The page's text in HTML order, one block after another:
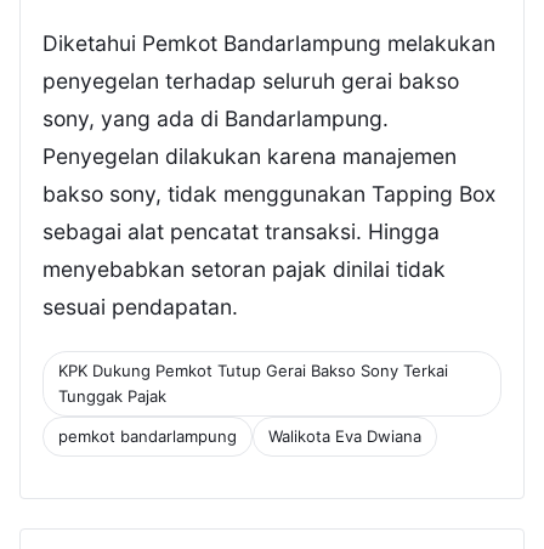
Diketahui Pemkot Bandarlampung melakukan
penyegelan terhadap seluruh gerai bakso
sony, yang ada di Bandarlampung.
Penyegelan dilakukan karena manajemen
bakso sony, tidak menggunakan Tapping Box
sebagai alat pencatat transaksi. Hingga
menyebabkan setoran pajak dinilai tidak
sesuai pendapatan.
KPK Dukung Pemkot Tutup Gerai Bakso Sony Terkai
Tunggak Pajak
pemkot bandarlampung Walikota Eva Dwiana